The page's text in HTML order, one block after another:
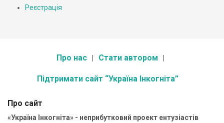
Реєстрація
Про нас Стати автором
Підтримати сайт “Україна Інкогніта”
Про сайт
«Україна Інкогніта» - неприбутковий проект ентузіастів